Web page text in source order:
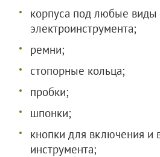
корпуса под любые
электроинструмента;
ремни;
стопорные кольца;
пробки;
шпонки;
кнопки для включения и
инструмента;